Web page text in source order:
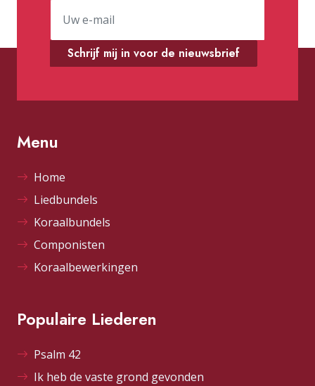
Schrijf mij in voor de nieuwsbrief
Menu
Home
Liedbundels
Koraalbundels
Componisten
Koraalbewerkingen
Populaire Liederen
Psalm 42
Ik heb de vaste grond gevonden